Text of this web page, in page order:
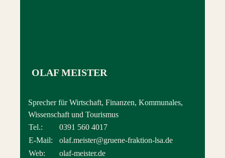
OLAF MEISTER
Sprecher für Wirtschaft, Finanzen, Kommunales,
Wissenschaft und Tourismus
Tel.:
0391 560 4017
E-Mail:
olaf.meister@gruene-fraktion-lsa.de
Web:
olaf-meister.de